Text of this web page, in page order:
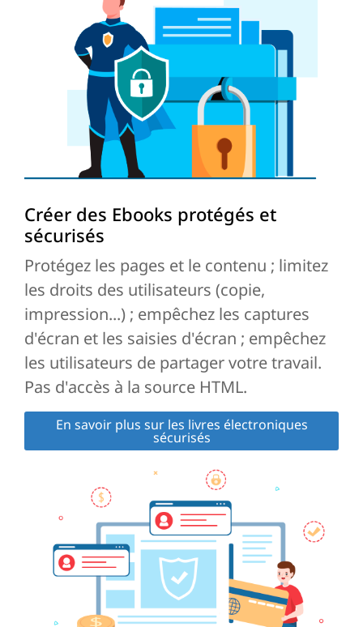
Créer des Ebooks protégés et
sécurisés
Protégez les pages et le contenu ; limitez
les droits des utilisateurs (copie,
impression...) ; empêchez les captures
d'écran et les saisies d'écran ; empêchez
les utilisateurs de partager votre travail.
Pas d'accès à la source HTML.
En savoir plus sur les livres électroniques
sécurisés